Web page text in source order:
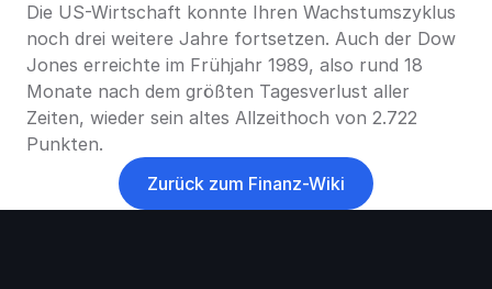
Die US-Wirtschaft konnte Ihren Wachstumszyklus
noch drei weitere Jahre fortsetzen. Auch der Dow
Jones erreichte im Frühjahr 1989, also rund 18
Monate nach dem größten Tagesverlust aller
Zeiten, wieder sein altes Allzeithoch von 2.722
Punkten.
Zurück zum Finanz-Wiki